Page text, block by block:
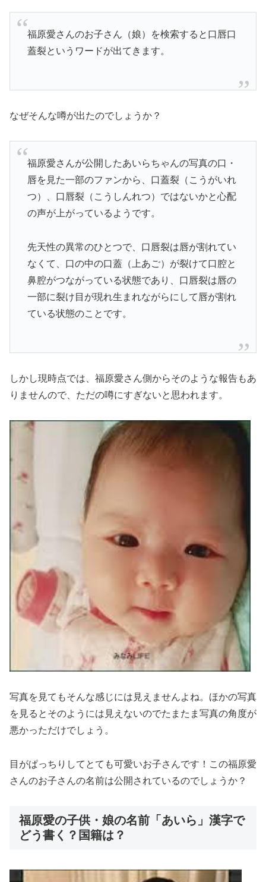
福原愛さんのお子さん（娘）を検索すると 口唇口
蓋裂というワードが出てきます。
なぜそんな噂が出たのでしょうか？
福原愛さんが公開したあいらちゃんの写真の口・
唇を見た一部のファンから、口蓋裂（こうがいれ
つ）、口唇裂（こうしんれつ）ではないかと心配
の声が上がっているようです。
先天性の異常のひとつで、口唇裂は唇が割れてい
なくて、口の中の口蓋（上あご）が裂けて口腔と
鼻腔がつながっている状態であり、口唇裂は唇の
一部に裂け目が現れ生まれながらにして唇が割れ
ている状態のことです。
しかし現時点では、福原愛さん側からそのような報告もあ
りませんので、ただの噂にすぎないと思われます。
写真を見てもそんな感じには見えませんよね。ほかの写真
を見るとそのようには見えないのでたまたま写真の角度が
悪かっただけでしょう。
目がぱっちりしてとても可愛いお子さんです！この福原愛
さんのお子さんの名前は公開されているのでしょうか？
福原愛の子供・娘の名前「あいら」漢字で
どう書く？国籍は？